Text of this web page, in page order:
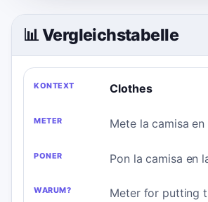
📊 Vergleichstabelle
KONTEXT METER PONER
Clothes
Mete la camisa en
Pon la camisa en
Meter for putting